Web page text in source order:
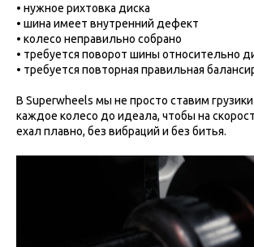
• нужное рихтовка диска
• шина имеет внутренний дефект
• колесо неправильно собрано
• требуется поворот шины относительно
• требуется повторная правильная
В Superwheels мы не просто ставим
каждое колесо до идеала, чтобы на
ехал плавно, без вибраций и без битья.